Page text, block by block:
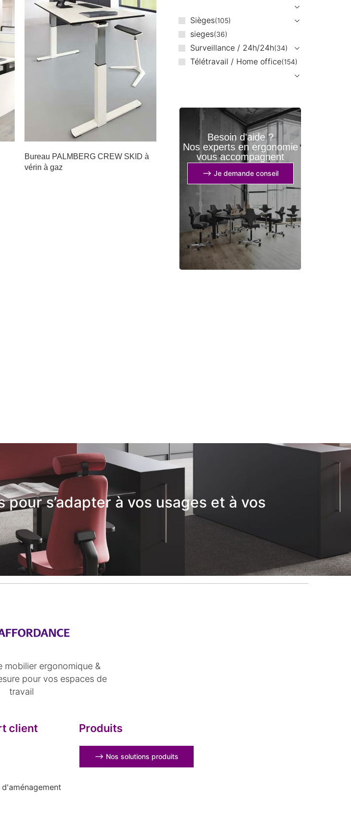
Bureau PALMBERG CREW SKID à
vérin à gaz
Sièges 105
sieges 36
Surveillance / 24h/24h 34
Télétravail / Home office 154
Besoin d'aide ?
Nos experts en ergonomie
vous accompagnent
⟶ Je demande conseil
s’adapter à vos usages et à vos
mobilier ergonomique &
pour vos espaces de
travail
client
d'aménagement
Produits
⟶ Nos solutions produits